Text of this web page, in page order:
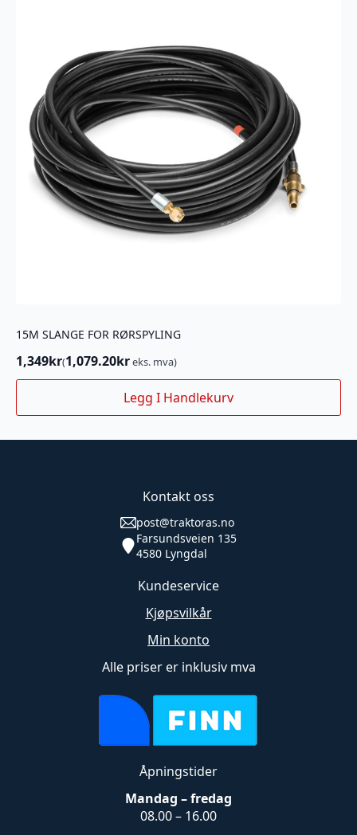
15M SLANGE FOR RØRSPYLING
1,349kr(1,079.20kreks. mva)
Legg I Handlekurv
Kontakt oss
post@traktoras.no
Farsundsveien 135
4580 Lyngdal
Kundeservice
Kjøpsvilkår
Min konto
Alle priser er inklusiv mva
Åpningstider
Mandag – fredag
08.00 – 16.00